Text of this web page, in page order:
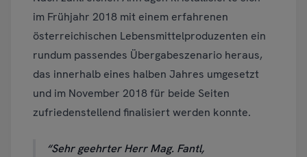
im Frühjahr 2018 mit einem erfahrenen
österreichischen Lebensmittelproduzenten ein
rundum passendes Übergabeszenario heraus,
das innerhalb eines halben Jahres umgesetzt
und im November 2018 für beide Seiten
zufriedenstellend finalisiert werden konnte.
Sehr geehrter Herr Mag. Fantl,